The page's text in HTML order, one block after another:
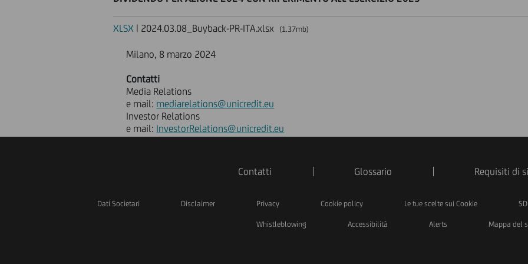
XLSX | 2024.03.08_Buyback-PR-ITA.xlsx (1.37mb)
Milano, 8 marzo 2024
Contatti
Media Relations
e mail: mediarelations@unicredit.eu
Investor Relations
e mail: InvestorRelations@unicredit.eu
Contatti Glossario Requisiti di
Dati Societari Disclaimer Privacy Cookie policy Le tue scelte sui Cookie
Whistleblowing Accessibilità Alerts Mappa del